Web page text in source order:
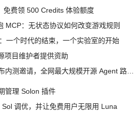
免费领 500 Credits 体验额度
MCP：无状态协议如何改变游戏规则
一个时代的结束，一个实验室的开始
项目维护者提供资助
管理 Solon 插件
调优，并让免费用户无限用 Luna